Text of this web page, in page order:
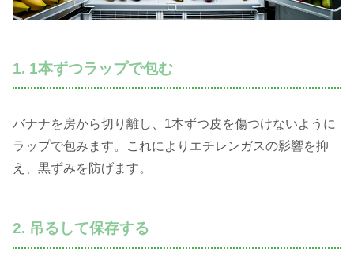
1. 1本ずつラップで包む
バナナを房から切り離し、1本ずつ皮を傷つけないように
ラップで包みます。これによりエチレンガスの影響を抑
え、黒ずみを防げます。
2. 吊るして保存する